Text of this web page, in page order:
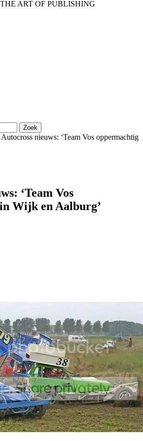
ART OF PUBLISHING
Autocross nieuws: ‘Team Vos oppermachtig
‘Team Vos
Wijk en Aalburg’